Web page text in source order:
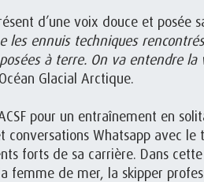
d’une voix douce et posée
les ennuis techniques
à terre. On va entendre la
Glacial Arctique.
pour un entraînement en
Whatsapp avec le
forts de sa carrière. Dans
femme de mer, la skipper